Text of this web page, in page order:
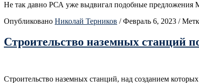
Не так давно РСА уже выдвигал подобные предложения
Опубликовано Николай Терников / Февраль 6, 2023 /
Строительство наземных станций
Строительство наземных станций, над созданием